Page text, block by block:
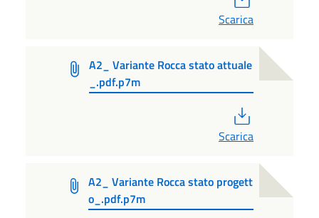
Scarica
A2_ Variante Rocca stato attuale
_.pdf.p7m
Scarica
A2_ Variante Rocca stato progett
o_.pdf.p7m